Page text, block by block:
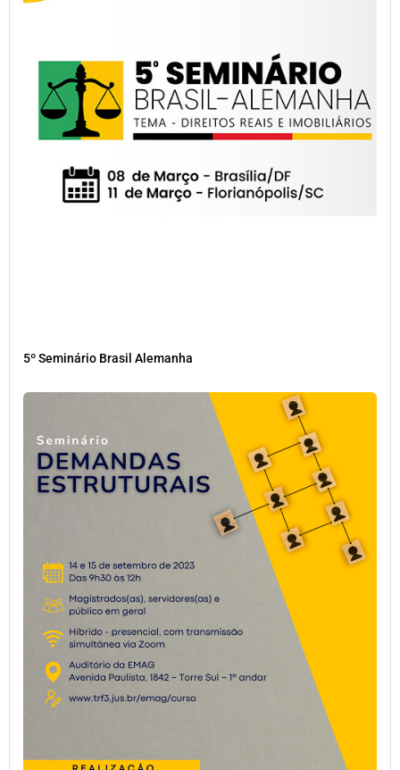
5º Seminário Brasil Alemanha